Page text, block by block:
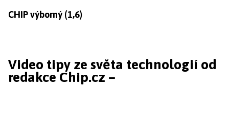
CHIP výborný (1,6)
Video tipy ze světa technologií od
redakce Chip.cz –